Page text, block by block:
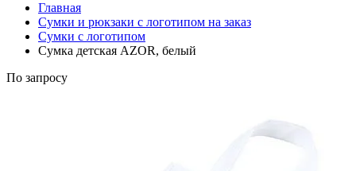
Главная
Сумки и рюкзаки с логотипом на заказ
Сумки с логотипом
Сумка детская AZOR, белый
По запросу